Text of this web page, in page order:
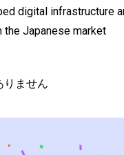
digital infrastructure
the Japanese market
りません